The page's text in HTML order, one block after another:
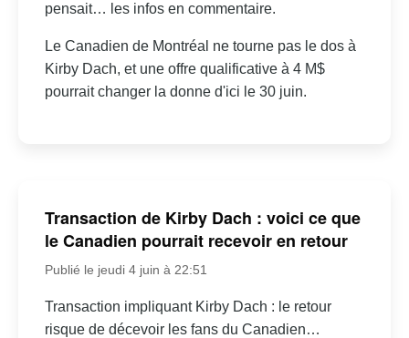
pensait… les infos en commentaire.
Le Canadien de Montréal ne tourne pas le dos à
Kirby Dach, et une offre qualificative à 4 M$
pourrait changer la donne d'ici le 30 juin.
Transaction de Kirby Dach : voici ce que
le Canadien pourrait recevoir en retour
Publié le jeudi 4 juin à 22:51
Transaction impliquant Kirby Dach : le retour
risque de décevoir les fans du Canadien…